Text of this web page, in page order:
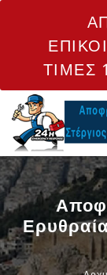
ΤΙΜΕΣ